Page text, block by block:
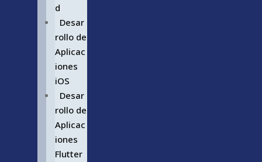
d
Desar
rollo de
Aplicac
iones
iOS
Desar
rollo de
Aplicac
iones
Flutter